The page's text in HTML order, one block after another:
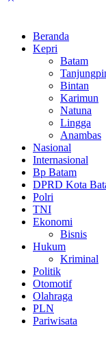
Beranda
Kepri
Batam
Bintan
Karimun
Natuna
Lingga
Anambas
Nasional
Internasional
Bp Batam
DPRD Kota
Polri
TNI
Ekonomi
Bisnis
Hukum
Kriminal
Politik
Otomotif
Olahraga
PLN
Pariwisata